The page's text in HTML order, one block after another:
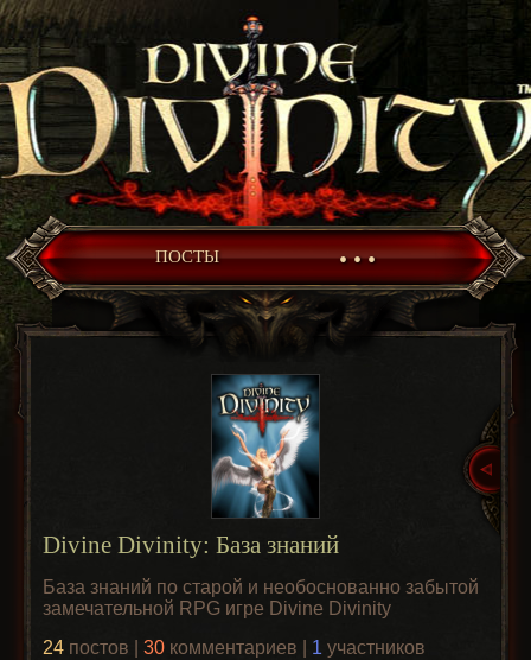
ПОСТЫ • • •
Divine Divinity: База знаний
База знаний по старой и необоснованно забытой
замечательной RPG игре Divine Divinity
24 постов |30 комментариев | 1 участников